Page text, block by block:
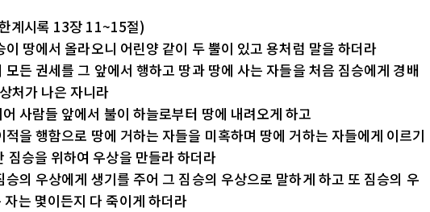
계시록 13장 11~15절)
땅에서 올라오니 어린양 같이 두 뿔이 있고 용처럼 말을 하더라
든 권세를 그 앞에서 행하고 땅과 땅에 사는 자들을 처음 짐승에게 경배
처가 나은 자니라
사람들 앞에서 불이 하늘로부터 땅에 내려오게 하고
을 행함으로 땅에 거하는 자들을 미혹하며 땅에 거하는 자들에게 이르기
짐승을 위하여 우상을 만들라 하더라
의 우상에게 생기를 주어 그 짐승의 우상으로 말하게 하고 또 짐승의 우
는 몇이든지 다 죽이게 하더라